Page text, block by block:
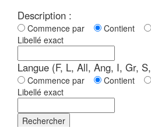
Description :
Commence par Contient
Libellé exact
Langue (F, L, All, Ang, I, Gr,
Commence par Contient
Libellé exact
Rechercher